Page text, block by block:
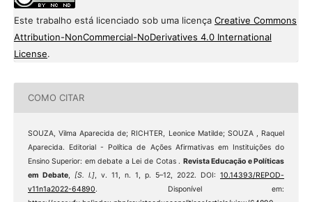
Este trabalho está licenciado sob uma licença Creative Commons
Attribution-NonCommercial-NoDerivatives 4.0 International
License.
COMO CITAR
SOUZA, Vilma Aparecida de; RICHTER, Leonice Matilde; SOUZA , Raquel
Aparecida. Editorial - Política de Ações Afirmativas em Instituições do
Ensino Superior: em debate a Lei de Cotas . Revista Educação e Políticas
em Debate,[S. l.], v. 11, n. 1, p. 5–12, 2022. DOI:10.14393/REPOD-
v11n1a2022-64890. Disponível em: